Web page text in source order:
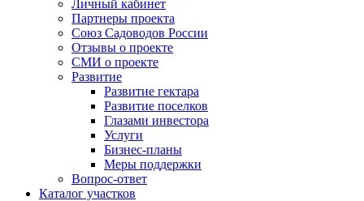
Личный кабинет
Партнеры проекта
Союз Садоводов России
Отзывы о проекте
СМИ о проекте
Развитие
Развитие гектара
Развитие поселков
Глазами инвестора
Услуги
Бизнес-планы
Меры поддержки
Вопрос-ответ
Каталог участков